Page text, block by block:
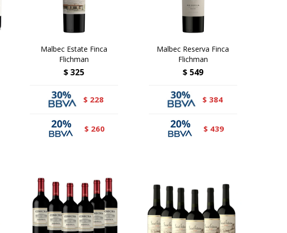
Malbec Estate Finca
Flichman
$325
$ 228
$ 260
Malbec Reserva Finca
Flichman
$ 549
$ 384
$ 439